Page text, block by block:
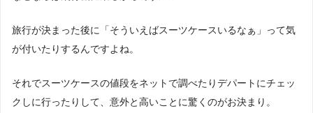
旅行が決まった後に「そういえばスーツケースいるなぁ」って気
が付いたりするんですよね。
それでスーツケースの値段をネットで調べたりデパートにチェッ
クしに行ったりして、意外と高いことに驚くのがお決まり。